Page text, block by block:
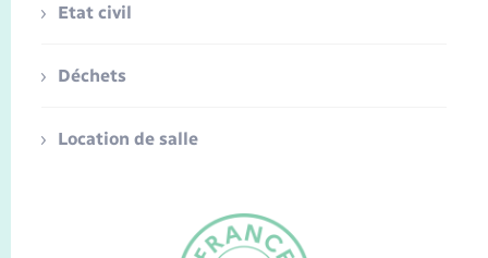
Etat civil
Déchets
Location de salle